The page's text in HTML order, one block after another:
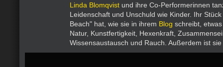
Linda Blomqvist und ihre Co-Performerinnen
Leidenschaft und Unschuld wie Kinder. Ihr
Beach" hat, wie sie in ihrem Blog schreibt,
Natur, Kunstfertigkeit, Hexenkraft,
Wissensaustausch und Rauch. Außerdem ist